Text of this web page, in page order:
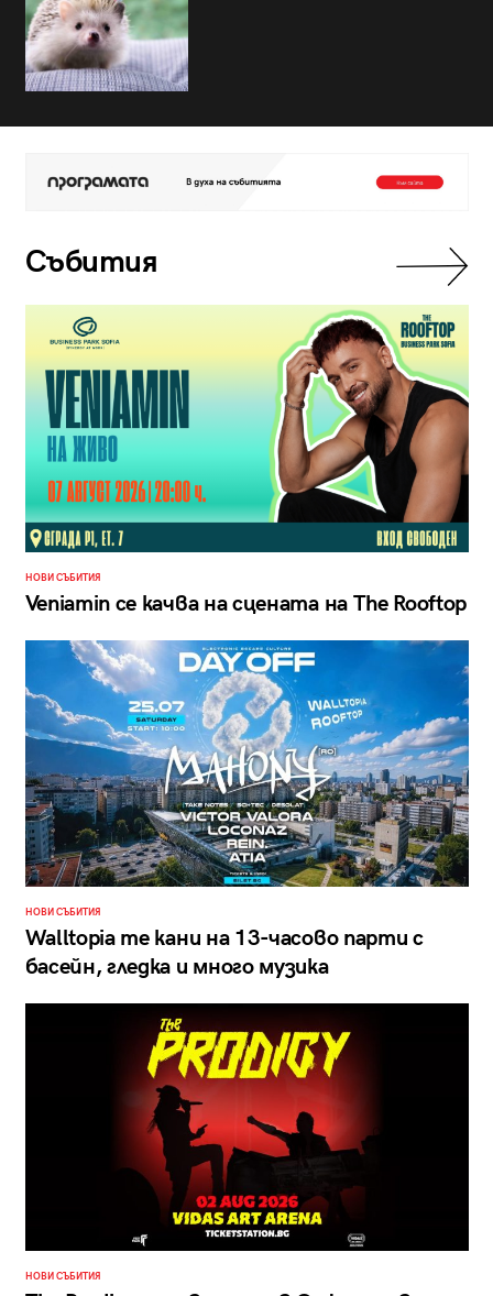
Събития
НОВИ СЪБИТИЯ
Veniamin се качва на сцената на The Rooftop
НОВИ СЪБИТИЯ
Walltopia те кани на 13-часово парти с
басейн, гледка и много музика
НОВИ СЪБИТИЯ